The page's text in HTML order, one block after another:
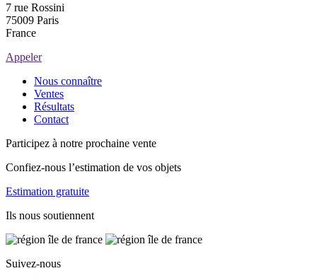
7 rue Rossini
75009 Paris
France
Appeler
Nous connaître
Ventes
Résultats
Contact
Participez à notre prochaine vente
Confiez-nous l’estimation de vos objets
Estimation gratuite
Ils nous soutiennent
Suivez-nous